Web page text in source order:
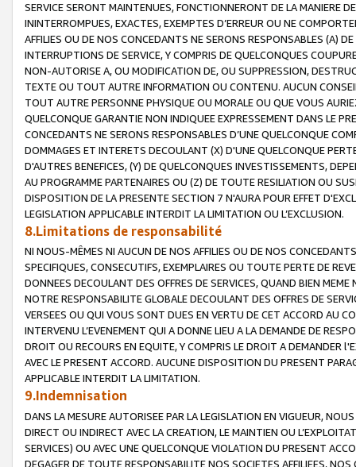
SERVICE SERONT MAINTENUES, FONCTIONNERONT DE LA MANIERE
ININTERROMPUES, EXACTES, EXEMPTES D’ERREUR OU NE
AFFILIES OU DE NOS CONCEDANTS NE SERONS RESPONSABLES (A)
INTERRUPTIONS DE SERVICE, Y COMPRIS DE QUELCONQUES
NON-AUTORISE A, OU MODIFICATION DE, OU SUPPRESSION,
TEXTE OU TOUT AUTRE INFORMATION OU CONTENU. AUCUN
TOUT AUTRE PERSONNE PHYSIQUE OU MORALE OU QUE VOUS
QUELCONQUE GARANTIE NON INDIQUEE EXPRESSEMENT DANS LE
CONCEDANTS NE SERONS RESPONSABLES D’UNE QUELCONQUE
DOMMAGES ET INTERETS DECOULANT (X) D'UNE QUELCONQUE
D'AUTRES BENEFICES, (Y) DE QUELCONQUES INVESTISSEMENTS,
AU PROGRAMME PARTENAIRES OU (Z) DE TOUTE RESILIATION OU
DISPOSITION DE LA PRESENTE SECTION 7 N'AURA POUR EFFET
LEGISLATION APPLICABLE INTERDIT LA LIMITATION OU L’EXCLUSION.
8.Limitations de responsabilité
NI NOUS-MÊMES NI AUCUN DE NOS AFFILIES OU DE NOS
SPECIFIQUES, CONSECUTIFS, EXEMPLAIRES OU TOUTE PERTE DE
DONNEES DECOULANT DES OFFRES DE SERVICES, QUAND BIEN
NOTRE RESPONSABILITE GLOBALE DECOULANT DES OFFRES DE
VERSEES OU QUI VOUS SONT DUES EN VERTU DE CET ACCORD AU
INTERVENU L’EVENEMENT QUI A DONNE LIEU A LA DEMANDE DE
DROIT OU RECOURS EN EQUITE, Y COMPRIS LE DROIT A DEMANDER
AVEC LE PRESENT ACCORD. AUCUNE DISPOSITION DU PRESENT
APPLICABLE INTERDIT LA LIMITATION.
9.Indemnisation
DANS LA MESURE AUTORISEE PAR LA LEGISLATION EN VIGUEUR,
DIRECT OU INDIRECT AVEC LA CREATION, LE MAINTIEN OU
SERVICES) OU AVEC UNE QUELCONQUE VIOLATION DU PRESENT
DEGAGER DE TOUTE RESPONSABILITE NOS SOCIETES AFFILIEES,